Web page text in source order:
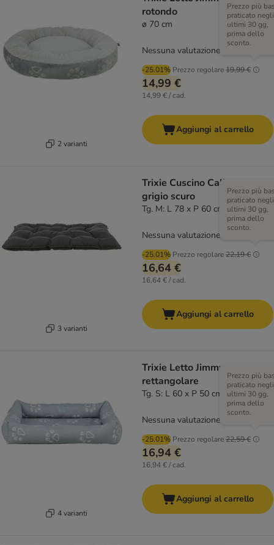
2 varianti
rotondo
ø 70 cm
-25.01% Prezzo regolare19,99 €
Prezzo più
praticato negli
ultimi 30 gg,
prima dello
sconto.
14,99 €
14,99 € / cad.
Nessuna valutazione
Aggiungi al carrello
3 varianti
Trixie Cuscino Caliente,
grigio scuro
Tg. M: L 78 x P 60 cm
-25.01% Prezzo regolare22,19 €
Prezzo più
praticato negli
ultimi 30 gg,
prima dello
sconto.
16,64 €
16,64 € / cad.
Nessuna valutazione
Aggiungi al carrello
4 varianti
Trixie Letto Jimmy,
rettangolare
Tg. S: L 60 x P 50 cm
-25.01% Prezzo regolare22,59 €
Prezzo più
praticato negli
ultimi 30 gg,
prima dello
sconto.
16,94 €
16,94 € / cad.
Nessuna valutazione
Aggiungi al carrello